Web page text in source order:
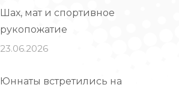
Шах, мат и спортивное
рукопожатие
23.06.2026
Юннаты встретились на